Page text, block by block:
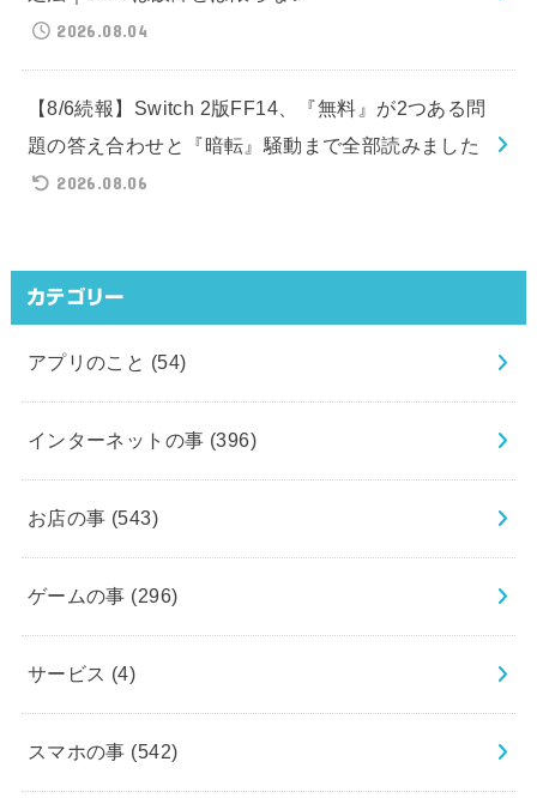
2026.08.04
【8/6続報】Switch 2版FF14、『無料』が2つある問
題の答え合わせと『暗転』騒動まで全部読みました
2026.08.06
カテゴリー
アプリのこと (54)
インターネットの事 (396)
お店の事 (543)
ゲームの事 (296)
サービス (4)
スマホの事 (542)